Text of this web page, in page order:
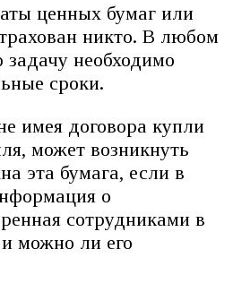
ценных бумаг или
никто. В любом
необходимо
сроки.
имея договора купли
может возникнуть
эта бумага, если в
о
сотрудниками в
ли его